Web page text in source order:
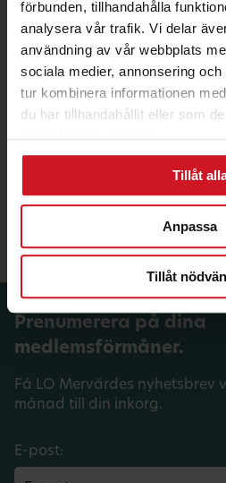
förbunden, tillhandahålla
analysera vår trafik. Vi delar
användning av vår webbplats
sociala medier, annonsering
tur kombinera informationen
du har tillhandahållit eller som
använt deras tjänster.
Tillåt
Anpassa
Tillåt
medlemmar, för
Prenumerera på dina
medlemsförmåner.
Få LO Mervärdes nyhetsbrev
månad till din inkorg.
E-post: